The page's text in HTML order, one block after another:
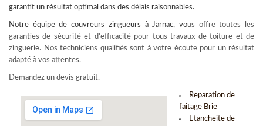
garantit un résultat optimal dans des délais raisonnables.
Notre équipe decouvreurs zingueurs à Jarnac, vous offre toutes les
garanties de sécurité et d’efficacité pour tous travaux de toiture et de
zinguerie. Nos techniciens qualifiés sont à votre écoute pour un résultat
adapté à vos attentes.
Demandez un devis gratuit.
Reparation de
faitage Brie
Etancheite de